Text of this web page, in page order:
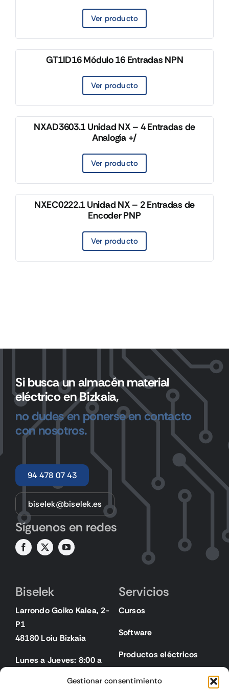
Gestionar consentimiento
Ver producto
GT1ID16 Módulo 16 Entradas NPN
Ver producto
NXAD3603.1 Unidad NX – 4 Entradas de
Analogía +/
Ver producto
NXEC0222.1 Unidad NX – 2 Entradas de
Encoder PNP
Ver producto
Si busca un almacén material
eléctrico en Bizkaia,
no dudes en ponerse en contacto
con nosotros.
94 478 07 43
biselek@biselek.es
Síguenos en redes
Biselek
Larrondo Goiko Kalea, 2-
P1
48180 Loiu Bizkaia
Lunes a Jueves: 8:00 a
Servicios
Cursos
Software
Productos eléctricos